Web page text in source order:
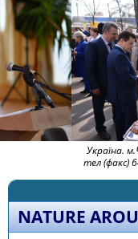
Україна.
тел (факс)
NATURE